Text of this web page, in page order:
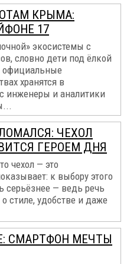
КРЫМА:
17
экосистемы с
словно дети под ёлкой
официальные
хранятся в
инженеры и аналитики
ЧЕХОЛ
ГЕРОЕМ ДНЯ
чехол — это
к выбору этого
серьёзнее — ведь речь
стиле, удобстве и даже
СМАРТФОН МЕЧТЫ